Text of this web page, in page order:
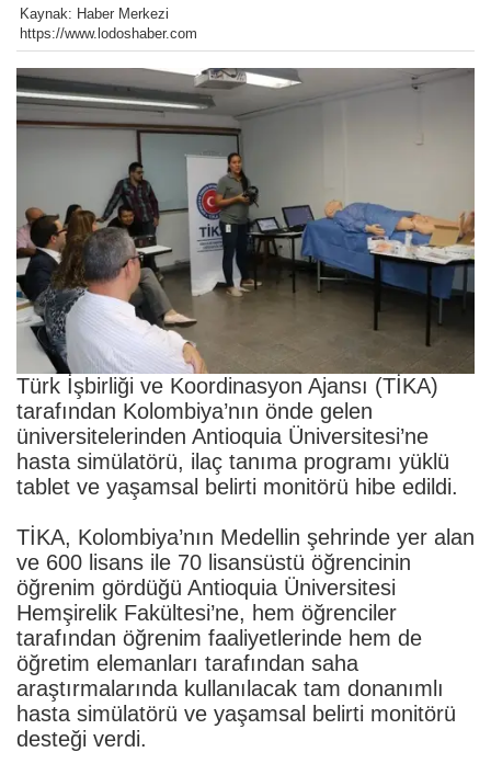
Kaynak: Haber Merkezi
https://www.lodoshaber.com
Türk İşbirliği ve Koordinasyon Ajansı (TİKA)
tarafından Kolombiya’nın önde gelen
üniversitelerinden Antioquia Üniversitesi’ne
hasta simülatörü, ilaç tanıma programı yüklü
tablet ve yaşamsal belirti monitörü hibe edildi.
TİKA, Kolombiya’nın Medellin şehrinde yer alan
ve 600 lisans ile 70 lisansüstü öğrencinin
öğrenim gördüğü Antioquia Üniversitesi
Hemşirelik Fakültesi’ne, hem öğrenciler
tarafından öğrenim faaliyetlerinde hem de
öğretim elemanları tarafından saha
araştırmalarında kullanılacak tam donanımlı
hasta simülatörü ve yaşamsal belirti monitörü
desteği verdi.